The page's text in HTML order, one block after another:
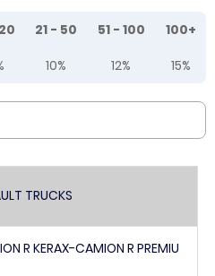
21 - 50 51 - 100
100+
10% 12% 15%
TRUCKS
R KERAX-CAMION R PREMIU